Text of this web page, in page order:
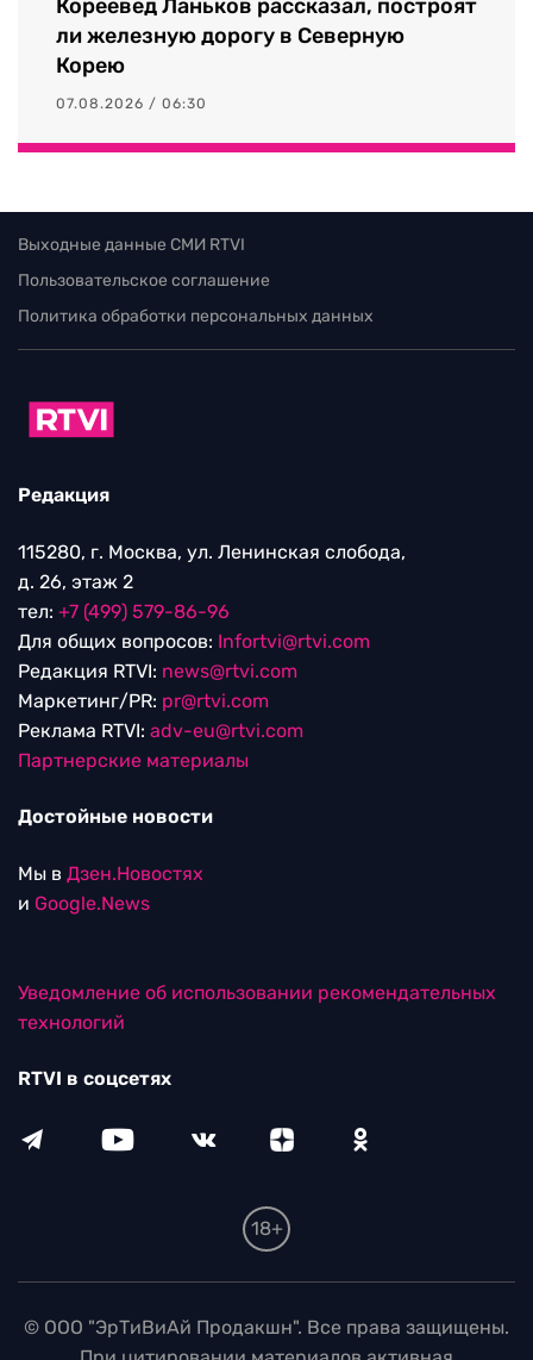
Кореевед Ланьков рассказал, построят
ли железную дорогу в Северную
Корею
07.08.2026 / 06:30
Выходные данные СМИ RTVI
Пользовательское соглашение
Политика обработки персональных данных
Редакция
115280, г. Москва, ул. Ленинская слобода,
д. 26, этаж 2
тел: +7 (499) 579-86-96
Для общих вопросов: Infortvi@rtvi.com
Редакция RTVI: news@rtvi.com
Маркетинг/PR: pr@rtvi.com
Реклама RTVI: adv-eu@rtvi.com
Партнерские материалы
Достойные новости
Мы в Дзен.Новостях
и Google.News
Уведомление об использовании рекомендательных
технологий
RTVI в соцсетях
18+
© ООО "ЭрТиВиАй Продакшн". Все права защищены.